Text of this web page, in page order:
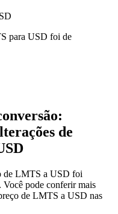
para USD foi de
de
de LMTS a USD foi
pode conferir mais
de LMTS a USD nas